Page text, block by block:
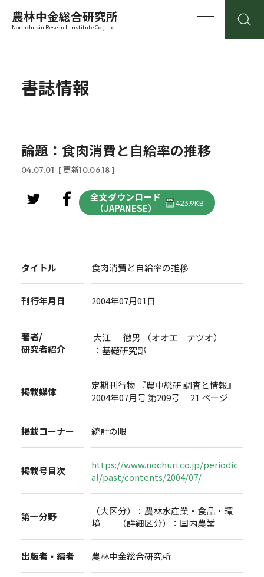
農林中金総合研究所
Norinchukin Research Institute Co., Ltd.
書誌情報
論題：食肉消費と自給率の推移
04.07.01 [ 更新10.06.18 ]
全文ダウンロード
（JAPANESE）
423.9KB
タイトル 食肉消費と自給率の推移
刊行年月日 2004年07月01日
著者/
研究者紹介
大江 徹男 （オオエ テツオ）
：基礎研究部
掲載媒体
定期刊行物 『農中総研 調査と情報』
2004年07月号 第209号 21 ページ
掲載コーナー 統計の眼
掲載号目次
https://www.nochuri.co.jp/periodic
al/past/contents/2004/07/
第一分野
（大区分）：農林水産業・食品・環
境 （詳細区分）：国内農業
出版者・編者 農林中金総合研究所